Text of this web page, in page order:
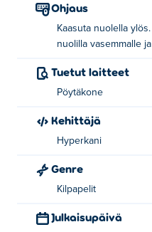
Ohjaus
Kaasuta nuolella
nuolilla vasemmalle
Tuetut laitteet
Pöytäkone
Kehittäjä
Hyperkani
Genre
Kilpapelit
Julkaisupäivä